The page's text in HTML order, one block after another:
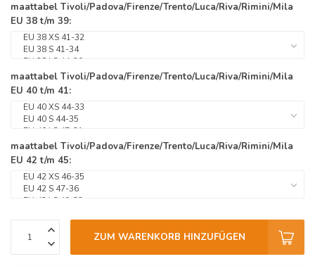
maattabel Tivoli/Padova/Firenze/Trento/Luca/Riva/Rimini/Mila
EU 38 t/m 39:
maattabel Tivoli/Padova/Firenze/Trento/Luca/Riva/Rimini/Mila
EU 40 t/m 41:
maattabel Tivoli/Padova/Firenze/Trento/Luca/Riva/Rimini/Mila
EU 42 t/m 45:
ZUM WARENKORB HINZUFÜGEN